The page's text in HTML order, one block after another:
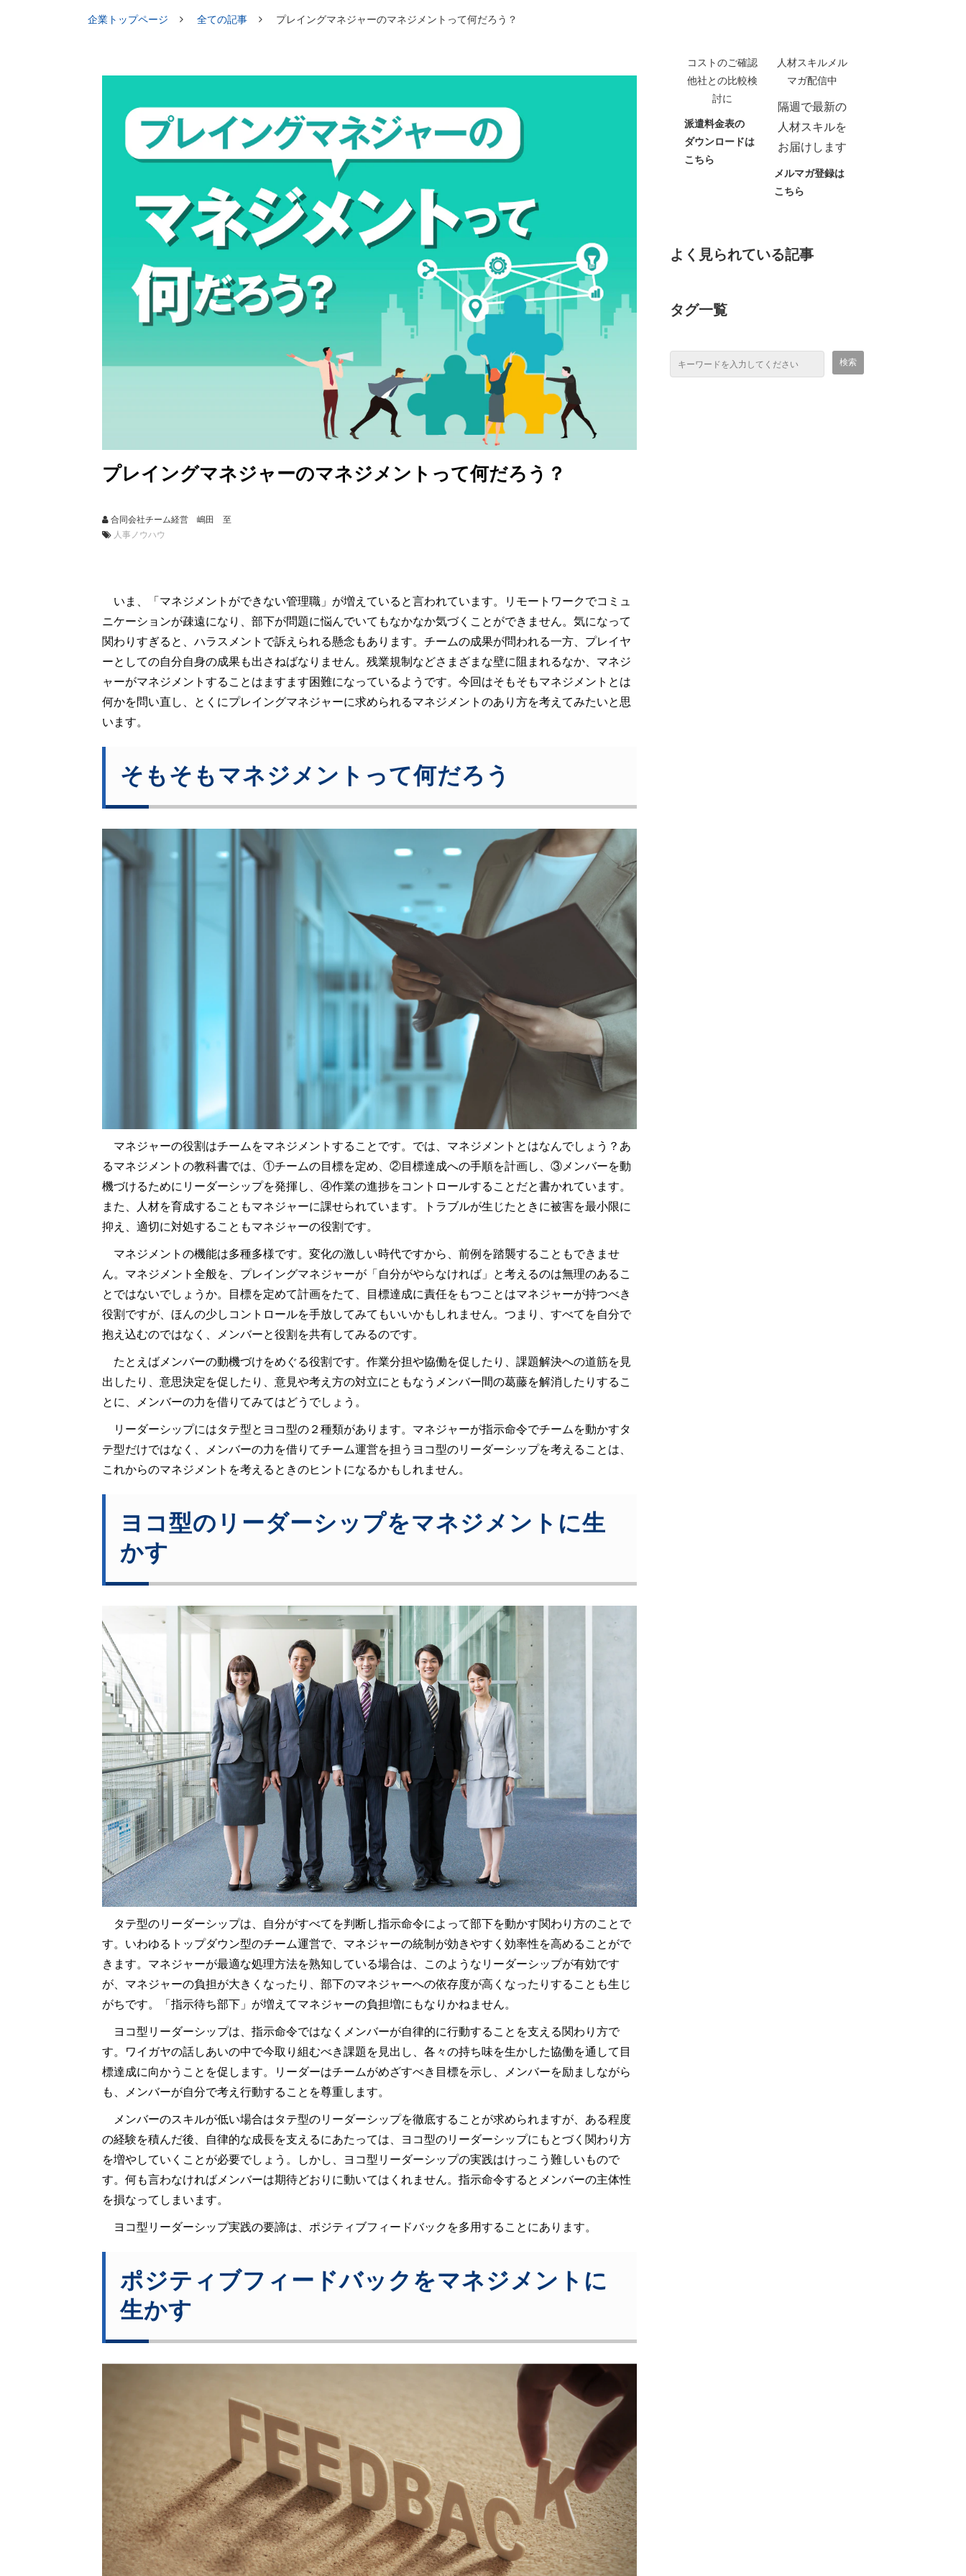
企業トップページ 全ての記事 プレイングマネジャーのマネジメントって何だろう？
プレイングマネジャーのマネジメントって何だろう？
合同会社チーム経営 嶋田 至
人事ノウハウ
いま、「マネジメントができない管理職」が増えていると言われています。リモートワークでコミュ
ニケーションが疎遠になり、部下が問題に悩んでいてもなかなか気づくことができません。気になって
関わりすぎると、ハラスメントで訴えられる懸念もあります。チームの成果が問われる一方、プレイヤ
ーとしての自分自身の成果も出さねばなりません。残業規制などさまざまな壁に阻まれるなか、マネジ
ャーがマネジメントすることはますます困難になっているようです。今回はそもそもマネジメントとは
何かを問い直し、とくにプレイングマネジャーに求められるマネジメントのあり方を考えてみたいと思
います。
そもそもマネジメントって何だろう
マネジャーの役割はチームをマネジメントすることです。では、マネジメントとはなんでしょう？あ
るマネジメントの教科書では、①チームの目標を定め、②目標達成への手順を計画し、③メンバーを動
機づけるためにリーダーシップを発揮し、④作業の進捗をコントロールすることだと書かれています。
また、人材を育成することもマネジャーに課せられています。トラブルが生じたときに被害を最小限に
抑え、適切に対処することもマネジャーの役割です。
マネジメントの機能は多種多様です。変化の激しい時代ですから、前例を踏襲することもできませ
ん。マネジメント全般を、プレイングマネジャーが「自分がやらなければ」と考えるのは無理のあるこ
とではないでしょうか。目標を定めて計画をたて、目標達成に責任をもつことはマネジャーが持つべき
役割ですが、ほんの少しコントロールを手放してみてもいいかもしれません。つまり、すべてを自分で
抱え込むのではなく、メンバーと役割を共有してみるのです。
たとえばメンバーの動機づけをめぐる役割です。作業分担や協働を促したり、課題解決への道筋を見
出したり、意思決定を促したり、意見や考え方の対立にともなうメンバー間の葛藤を解消したりするこ
とに、メンバーの力を借りてみてはどうでしょう。
リーダーシップにはタテ型とヨコ型の２種類があります。マネジャーが指示命令でチームを動かすタ
テ型だけではなく、メンバーの力を借りてチーム運営を担うヨコ型のリーダーシップを考えることは、
これからのマネジメントを考えるときのヒントになるかもしれません。
ヨコ型のリーダーシップをマネジメントに生
かす
タテ型のリーダーシップは、自分がすべてを判断し指示命令によって部下を動かす関わり方のことで
す。いわゆるトップダウン型のチーム運営で、マネジャーの統制が効きやすく効率性を高めることがで
きます。マネジャーが最適な処理方法を熟知している場合は、このようなリーダーシップが有効です
が、マネジャーの負担が大きくなったり、部下のマネジャーへの依存度が高くなったりすることも生じ
がちです。「指示待ち部下」が増えてマネジャーの負担増にもなりかねません。
ヨコ型リーダーシップは、指示命令ではなくメンバーが自律的に行動することを支える関わり方で
す。ワイガヤの話しあいの中で今取り組むべき課題を見出し、各々の持ち味を生かした協働を通して目
標達成に向かうことを促します。リーダーはチームがめざすべき目標を示し、メンバーを励ましながら
も、メンバーが自分で考え行動することを尊重します。
メンバーのスキルが低い場合はタテ型のリーダーシップを徹底することが求められますが、ある程度
の経験を積んだ後、自律的な成長を支えるにあたっては、ヨコ型のリーダーシップにもとづく関わり方
を増やしていくことが必要でしょう。しかし、ヨコ型リーダーシップの実践はけっこう難しいもので
す。何も言わなければメンバーは期待どおりに動いてはくれません。指示命令するとメンバーの主体性
を損なってしまいます。
ヨコ型リーダーシップ実践の要諦は、ポジティブフィードバックを多用することにあります。
ポジティブフィードバックをマネジメントに
生かす
コストのご確認
他社との比較検
討に
派遣料金表の
ダウンロードは
こちら
人材スキルメル
マガ配信中
隔週で最新の
人材スキルを
お届けします
メルマガ登録は
こちら
よく見られている記事
タグ一覧